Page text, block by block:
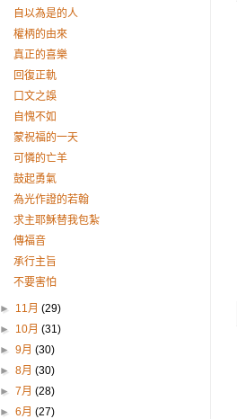
自以為是的人
權柄的由來
真正的喜樂
回復正軌
口文之誤
自愧不如
蒙祝福的一天
可憐的亡羊
鼓起勇氣
為光作證的若翰
求主耶穌替我包紮
傳福音
承行主旨
不要害怕
► 11月(29)
► 10月(31)
►9月(30)
►8月(30)
►7月(28)
►6月(27)